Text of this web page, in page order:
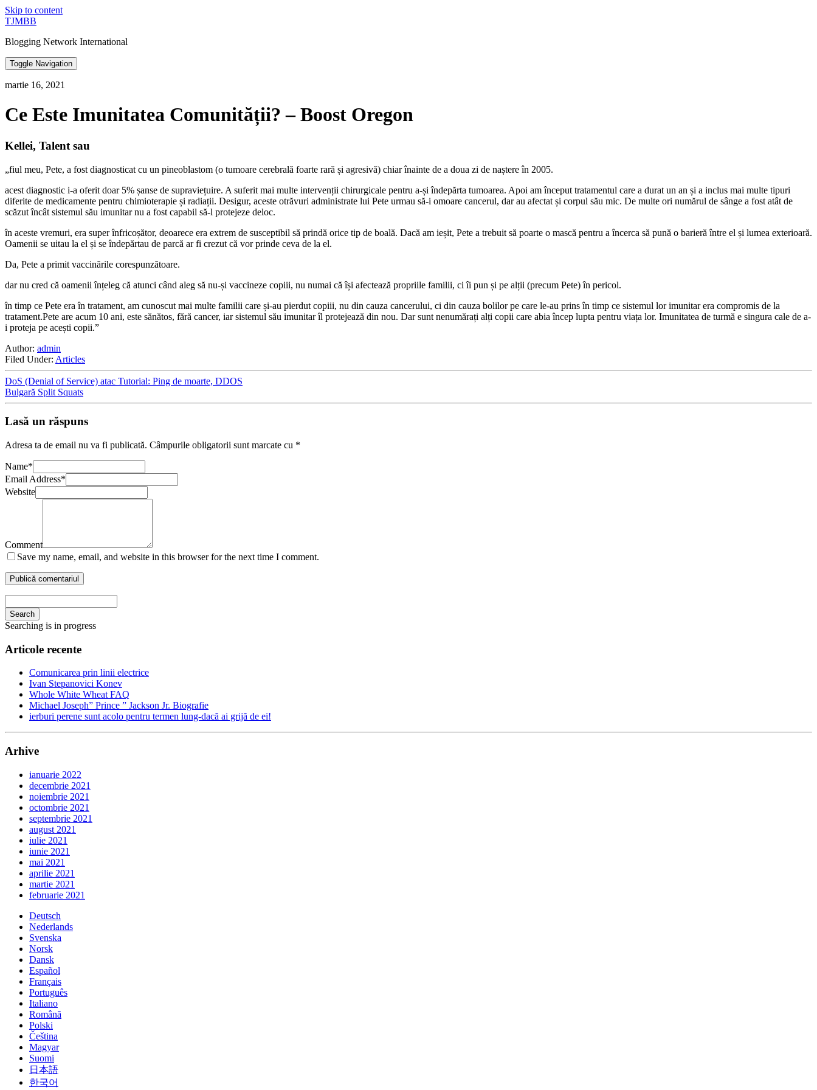
Skip to content
TJMBB
Blogging Network International
Toggle Navigation
martie 16, 2021
Ce Este Imunitatea Comunității? – Boost Oregon
Kellei, Talent sau
„fiul meu, Pete, a fost diagnosticat cu un pineoblastom (o tumoare cerebrală foarte rară și agresivă) chiar înainte de a doua zi de naștere în 2005.
acest diagnostic i-a oferit doar 5% șanse de supraviețuire. A suferit mai multe intervenții chirurgicale pentru a-și îndepărta tumoarea. Apoi am început tratamentul care a durat un an și a inclus mai multe tipuri
diferite de medicamente pentru chimioterapie și radiații. Desigur, aceste otrăvuri administrate lui Pete urmau să-i omoare cancerul, dar au afectat și corpul său mic. De multe ori numărul de sânge a fost atât de
scăzut încât sistemul său imunitar nu a fost capabil să-l protejeze deloc.
în aceste vremuri, era super înfricoșător, deoarece era extrem de susceptibil să prindă orice tip de boală. Dacă am ieșit, Pete a trebuit să poarte o mască pentru a încerca să pună o barieră între el și lumea exterioară.
Oamenii se uitau la el și se îndepărtau de parcă ar fi crezut că vor prinde ceva de la el.
Da, Pete a primit vaccinările corespunzătoare.
dar nu cred că oamenii înțeleg că atunci când aleg să nu-și vaccineze copiii, nu numai că își afectează propriile familii, ci îi pun și pe alții (precum Pete) în pericol.
în timp ce Pete era în tratament, am cunoscut mai multe familii care și-au pierdut copiii, nu din cauza cancerului, ci din cauza bolilor pe care le-au prins în timp ce sistemul lor imunitar era compromis de la
tratament.Pete are acum 10 ani, este sănătos, fără cancer, iar sistemul său imunitar îl protejează din nou. Dar sunt nenumărați alți copii care abia încep lupta pentru viața lor. Imunitatea de turmă e singura cale de a-
i proteja pe acești copii.”
Author: admin
Filed Under: Articles
DoS (Denial of Service) atac Tutorial: Ping de moarte, DDOS
Bulgară Split Squats
Lasă un răspuns
Adresa ta de email nu va fi publicată. Câmpurile obligatorii sunt marcate cu *
Name*
Email Address*
Website
Comment
Save my name, email, and website in this browser for the next time I comment.
Search
Searching is in progress
Articole recente
Comunicarea prin linii electrice
Ivan Stepanovici Konev
Whole White Wheat FAQ
Michael Joseph” Prince ” Jackson Jr. Biografie
ierburi perene sunt acolo pentru termen lung-dacă ai grijă de ei!
Arhive
ianuarie 2022
decembrie 2021
noiembrie 2021
octombrie 2021
septembrie 2021
august 2021
iulie 2021
iunie 2021
mai 2021
aprilie 2021
martie 2021
februarie 2021
Deutsch
Nederlands
Svenska
Norsk
Dansk
Español
Français
Português
Italiano
Română
Polski
Čeština
Magyar
Suomi
日本語
한국어